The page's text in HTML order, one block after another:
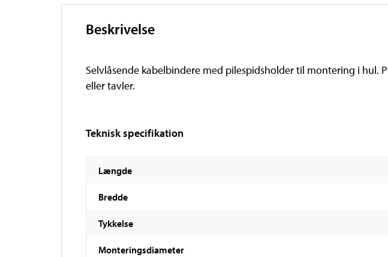
Beskrivelse
Selvlåsende kabelbindere med pilespidsholder til montering i hul.
eller tavler.
Teknisk specifikation
Længde
Bredde
Tykkelse
Monteringsdiameter